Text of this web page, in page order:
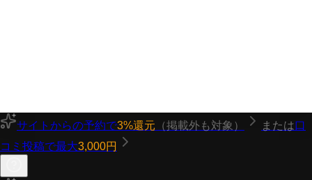
サイトからの予約で3%還元 （掲載外も対象） または口
コミ投稿で最大3,000円